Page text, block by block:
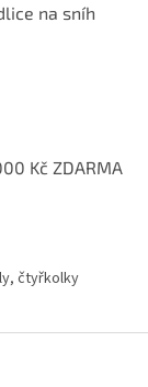
na sníh
Kč ZDARMA
čtyřkolky